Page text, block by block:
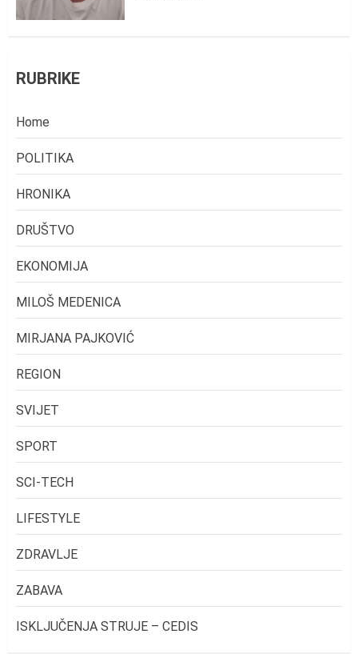
RUBRIKE
Home
POLITIKA
HRONIKA
DRUŠTVO
EKONOMIJA
MILOŠ MEDENICA
MIRJANA PAJKOVIĆ
REGION
SVIJET
SPORT
SCI-TECH
LIFESTYLE
ZDRAVLJE
ZABAVA
ISKLJUČENJA STRUJE – CEDIS